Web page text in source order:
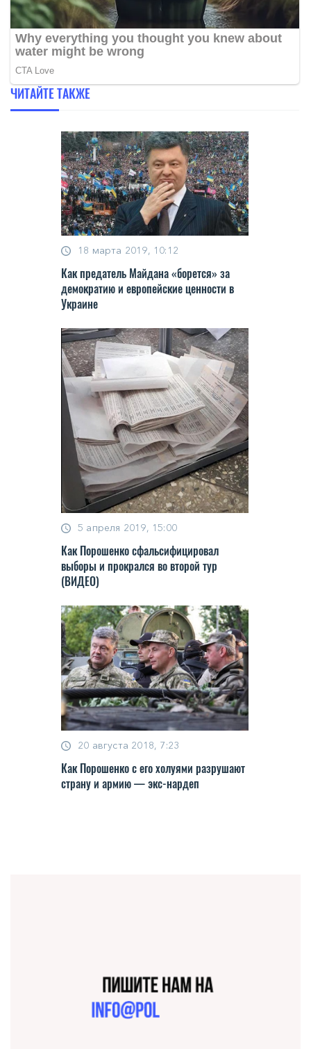
ЧИТАЙТЕ ТАКЖЕ
18 марта 2019, 10:12
Как предатель Майдана «борется» за
демократию и европейские ценности в
Украине
5 апреля 2019, 15:00
Как Порошенко сфальсифицировал
выборы и прокрался во второй тур
(ВИДЕО)
20 августа 2018, 7:23
Как Порошенко с его холуями разрушают
страну и армию — экс-нардеп